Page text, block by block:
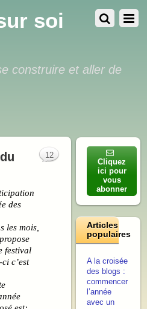
soi
construire et aller de
des
les mois,
festival
c’est
12
Cliquez
ici pour
vous
abonner
Articles
populaires
A la croisée
des blogs :
commencer
l’année
avec un